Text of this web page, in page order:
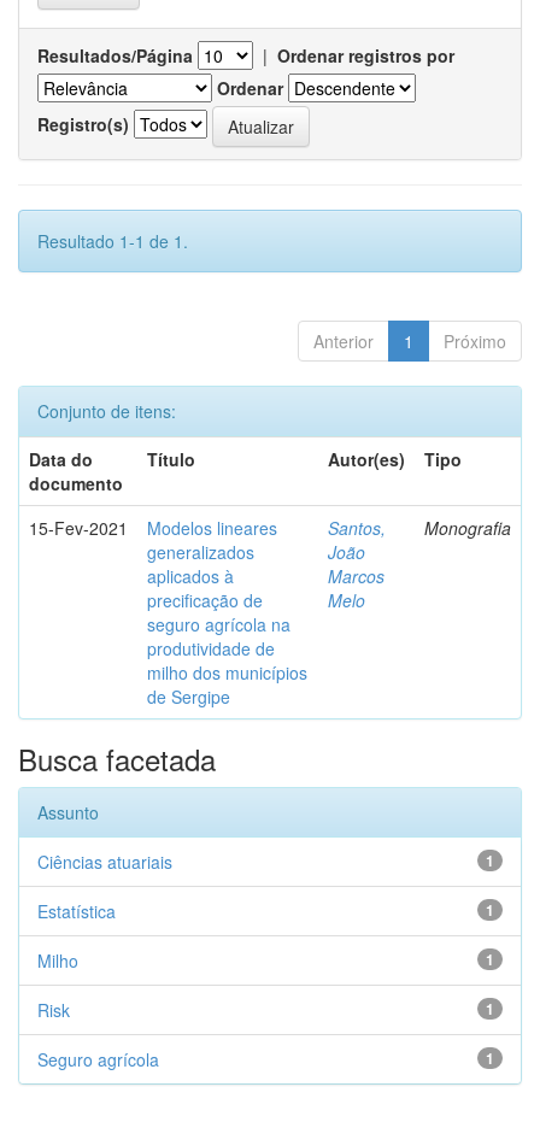
Resultados/Página | Ordenar registros por
Ordenar
Registro(s)
Resultado 1-1 de 1.
Anterior 1 Próximo
Conjunto de itens:
Data do
documento
Título Autor(es) Tipo
15-Fev-2021
Modelos lineares
generalizados
aplicados à
precificação de
seguro agrícola na
produtividade de
milho dos municípios
de Sergipe
Santos,
João
Marcos
Melo
Monografia
Busca facetada
Assunto
1
Ciências atuariais
1
Estatística
1
Milho
1
Risk
1
Seguro agrícola